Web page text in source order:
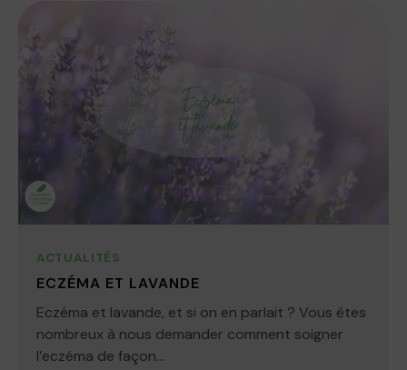
ACTUALITÉS
ECZÉMA ET LAVANDE
Eczéma et lavande, et si on en parlait ? Vous êtes
nombreux à nous demander comment soigner
l’eczéma de façon...